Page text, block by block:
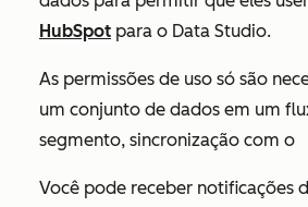
HubSpot para o Data Studio.
As permissões de uso só são
um conjunto de dados em um
segmento, sincronização com o
Você pode receber notificações